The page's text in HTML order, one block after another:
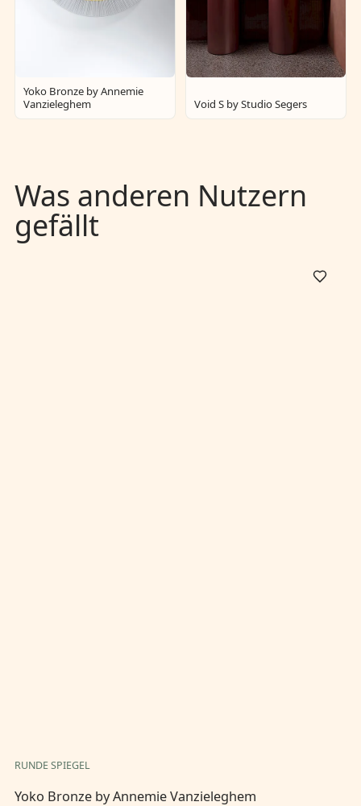
Yoko Bronze by Annemie
Vanzieleghem
Void S by Studio Segers
Was anderen Nutzern
gefällt
RUNDE SPIEGEL
Yoko Bronze by Annemie Vanzieleghem